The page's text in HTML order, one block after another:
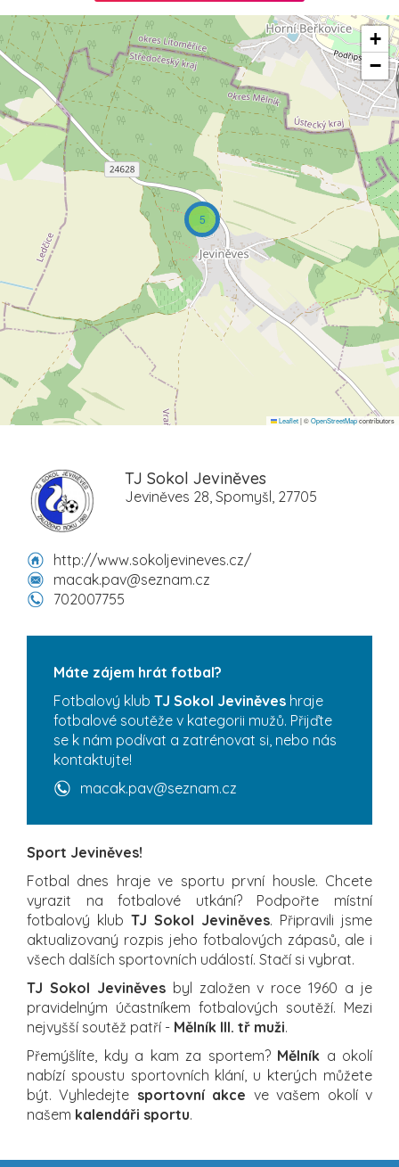
5
+
−
Leaflet|©OpenStreetMapcontributors
TJ Sokol Jeviněves
Jeviněves 28, Spomyšl, 27705
http://www.sokoljevineves.cz/
macak.pav@seznam.cz
702007755
Máte zájem hrát fotbal?
Fotbalový klub TJ Sokol Jeviněves hraje
fotbalové soutěže v kategorii mužů. Přijďte
se k nám podívat a zatrénovat si, nebo nás
kontaktujte!
macak.pav@seznam.cz
Sport Jeviněves!
Fotbal dnes hraje ve sportu první housle. Chcete
vyrazit na fotbalové utkání? Podpořte místní
fotbalový klub TJ Sokol Jeviněves. Připravili jsme
aktualizovaný rozpis jeho fotbalových zápasů, ale i
všech dalších sportovních událostí. Stačí si vybrat.
TJ Sokol Jeviněvesbyl založen v roce 1960 a je
pravidelným účastníkem fotbalových soutěží. Mezi
nejvyšší soutěž patří - Mělník III. tř muži.
Přemýšlíte, kdy a kam za sportem? Mělník a okolí
nabízí spoustu sportovních klání, u kterých můžete
být. Vyhledejte sportovní akce ve vašem okolí v
našem kalendáři sportu.